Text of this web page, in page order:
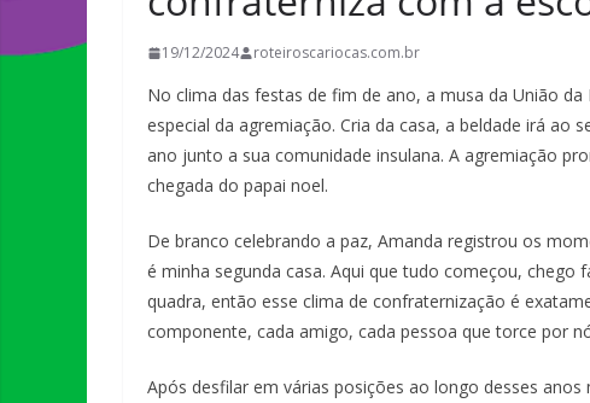
19/12/2024 roteiroscariocas.com.br
No clima das festas de fim de ano, a musa da União
especial da agremiação. Cria da casa, a beldade irá
ano junto a sua comunidade insulana. A agremiação
chegada do papai noel.
De branco celebrando a paz, Amanda registrou os
é minha segunda casa. Aqui que tudo começou,
quadra, então esse clima de confraternização é
componente, cada amigo, cada pessoa que torce por
Após desfilar em várias posições ao longo desses